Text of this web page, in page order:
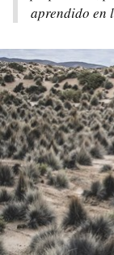
aprendido en